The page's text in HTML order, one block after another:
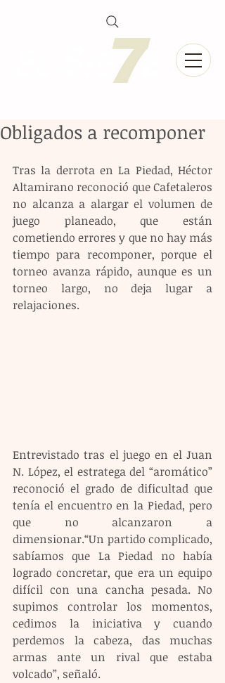
Obligados a recomponer
Tras la derrota en La Piedad, Héctor
Altamirano reconoció que Cafetaleros
no alcanza a alargar el volumen de
juego planeado, que están
cometiendo errores y que no hay más
tiempo para recomponer, porque el
torneo avanza rápido, aunque es un
torneo largo, no deja lugar a
relajaciones.
Entrevistado tras el juego en el Juan
N. López, el estratega del “aromático”
reconoció el grado de dificultad que
tenía el encuentro en la Piedad, pero
que no alcanzaron a
dimensionar.“Un partido complicado,
sabíamos que La Piedad no había
logrado concretar, que era un equipo
difícil con una cancha pesada. No
supimos controlar los momentos,
cedimos la iniciativa y cuando
perdemos la cabeza, das muchas
armas ante un rival que estaba
volcado”, señaló.